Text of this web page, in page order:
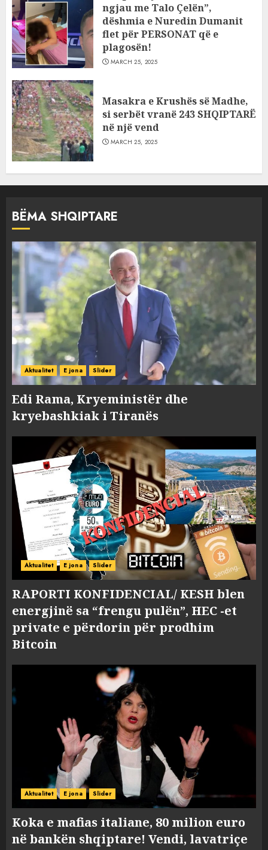
ngjau me Talo Çelën”,
dëshmia e Nuredin Dumanit
flet për PERSONAT që e
plagosën!
MARCH 25, 2025
Masakra e Krushës së Madhe,
si serbët vranë 243 SHQIPTARË
në një vend
MARCH 25, 2025
BËMA SHQIPTARE
Aktualitet E jona Slider
Edi Rama, Kryeministër dhe
kryebashkiak i Tiranës
Aktualitet E jona Slider
RAPORTI KONFIDENCIAL/ KESH blen
energjinë sa “frengu pulën”, HEC -et
private e përdorin për prodhim
Bitcoin
Aktualitet E jona Slider
Koka e mafias italiane, 80 milion euro
në bankën shqiptare! Vendi, lavatriçe